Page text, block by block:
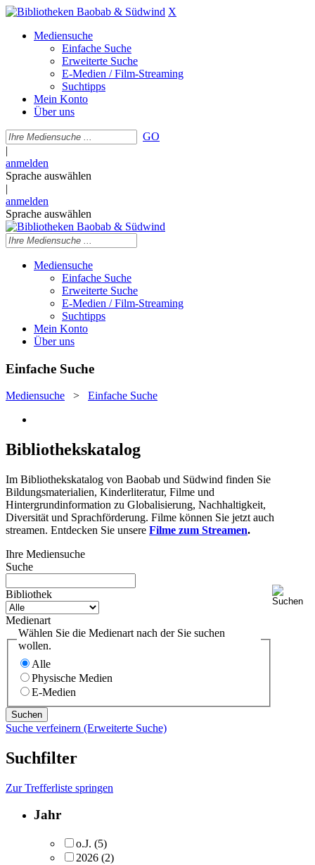
X
Mediensuche
Einfache Suche
Erweiterte Suche
E-Medien / Film-Streaming
Suchtipps
Mein Konto
Über uns
GO
|
anmelden
Sprache auswählen
|
anmelden
Sprache auswählen
Mediensuche
Einfache Suche
Erweiterte Suche
E-Medien / Film-Streaming
Suchtipps
Mein Konto
Über uns
Einfache Suche
Mediensuche > Einfache Suche
Bibliothekskatalog
Im Bibliothekskatalog von Baobab und Südwind finden Sie
Bildungsmaterialien, Kinderliteratur, Filme und
Hintergrundinformation zu Globalisierung, Nachhaltigkeit,
Diversität und Sprachförderung. Filme können Sie jetzt auch
streamen. Entdecken Sie unsere Filme zum Streamen.
Ihre Mediensuche
Suche
Bibliothek
Medienart
Wählen Sie die Medienart nach der Sie suchen
wollen.
Alle
Physische Medien
E-Medien
Suche verfeinern (Erweiterte Suche)
Suchfilter
Zur Trefferliste springen
Jahr
o.J. (5)
2026 (2)